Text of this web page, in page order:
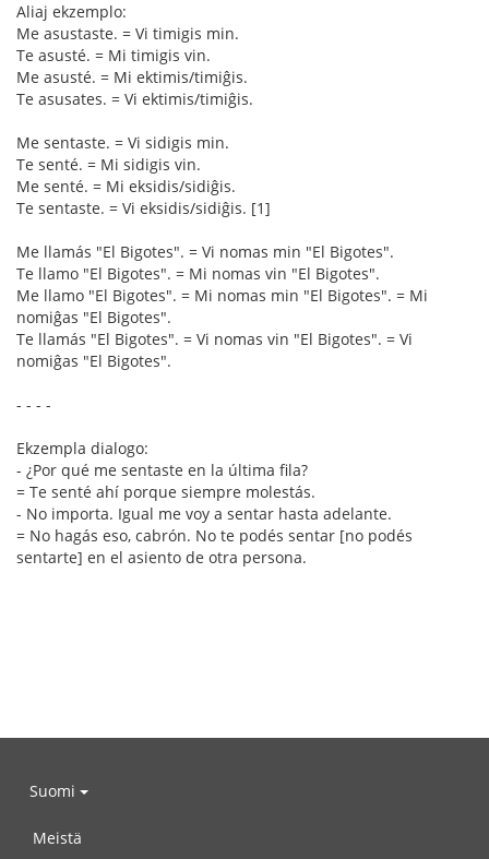
Aliaj ekzemplo:
Me asustaste. = Vi timigis min.
Te asusté. = Mi timigis vin.
Me asusté. = Mi ektimis/timiĝis.
Te asusates. = Vi ektimis/timiĝis.
Me sentaste. = Vi sidigis min.
Te senté. = Mi sidigis vin.
Me senté. = Mi eksidis/sidiĝis.
Te sentaste. = Vi eksidis/sidiĝis. [1]
Me llamás "El Bigotes". = Vi nomas min "El Bigotes".
Te llamo "El Bigotes". = Mi nomas vin "El Bigotes".
Me llamo "El Bigotes". = Mi nomas min "El Bigotes". = Mi
nomiĝas "El Bigotes".
Te llamás "El Bigotes". = Vi nomas vin "El Bigotes". = Vi
nomiĝas "El Bigotes".
- - - -
Ekzempla dialogo:
- ¿Por qué me sentaste en la última fila?
= Te senté ahí porque siempre molestás.
- No importa. Igual me voy a sentar hasta adelante.
= No hagás eso, cabrón. No te podés sentar [no podés
sentarte] en el asiento de otra persona.
Suomi
Meistä